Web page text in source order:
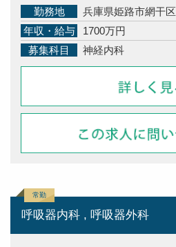
勤務地
兵庫県姫路市網干区
年収・給与
1700万円
募集科目
神経内科
呼吸器内科 , 呼吸器外科